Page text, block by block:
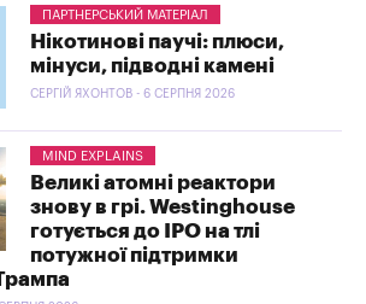
ПАРТНЕРСЬКИЙ МАТЕРІАЛ
Нікотинові паучі: плюси,
мінуси, підводні камені
СЕРГІЙ ЯХОНТОВ - 6 СЕРПНЯ 2026
MIND EXPLAINS
Великі атомні реактори
знову в грі. Westinghouse
готується до IPO на тлі
потужної підтримки